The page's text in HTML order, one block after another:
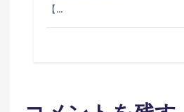
【…